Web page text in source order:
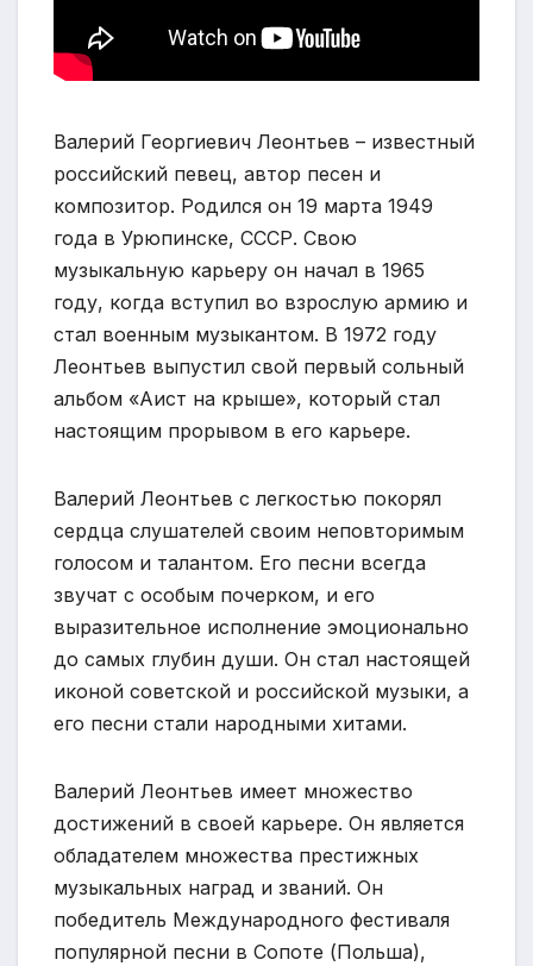
Валерий Георгиевич Леонтьев – известный
российский певец, автор песен и
композитор. Родился он 19 марта 1949
года в Урюпинске, СССР. Свою
музыкальную карьеру он начал в 1965
году, когда вступил во взрослую армию и
стал военным музыкантом. В 1972 году
Леонтьев выпустил свой первый сольный
альбом «Аист на крыше», который стал
настоящим прорывом в его карьере.
Валерий Леонтьев с легкостью покорял
сердца слушателей своим неповторимым
голосом и талантом. Его песни всегда
звучат с особым почерком, и его
выразительное исполнение эмоционально
до самых глубин души. Он стал настоящей
иконой советской и российской музыки, а
его песни стали народными хитами.
Валерий Леонтьев имеет множество
достижений в своей карьере. Он является
обладателем множества престижных
музыкальных наград и званий. Он
победитель Международного фестиваля
популярной песни в Сопоте (Польша),